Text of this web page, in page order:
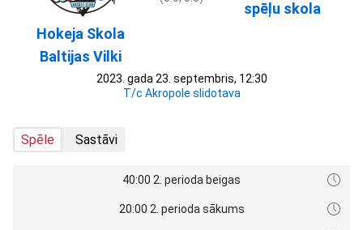
Hokeja Skola
Baltijas Vilki
spēļu skola
2023. gada 23. septembris, 12:30
T/c Akropole slidotava
Spēle Sastāvi
40:00 2. perioda beigas
20:00 2. perioda sākums